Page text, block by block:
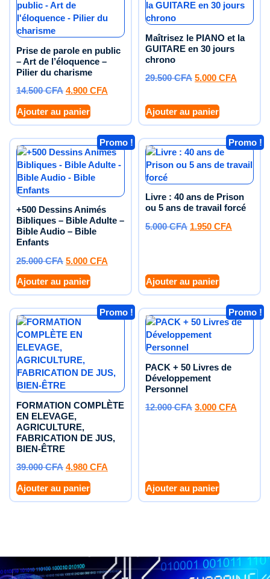
Prise de parole en public
– Art de l’éloquence –
Pilier du charisme
14.500CFA 4.900 CFA
Ajouter au panier
Maîtrisez le PIANO et la
GUITARE en 30 jours
chrono
29.500CFA 5.000 CFA
Ajouter au panier
Promo !
+500 Dessins Animés
Bibliques – Bible Adulte –
Bible Audio – Bible
Enfants
25.000CFA 5.000 CFA
Ajouter au panier
Promo !
Livre : 40 ans de Prison
ou 5 ans de travail forcé
5.000CFA 1.950 CFA
Ajouter au panier
Promo !
FORMATION COMPLÈTE
EN ELEVAGE,
AGRICULTURE,
FABRICATION DE JUS,
BIEN-ÊTRE
39.000CFA 4.980 CFA
Ajouter au panier
Promo !
PACK + 50 Livres de
Développement
Personnel
12.000CFA 3.000 CFA
Ajouter au panier